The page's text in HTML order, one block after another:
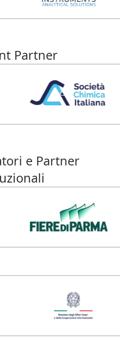
Partner
e Partner